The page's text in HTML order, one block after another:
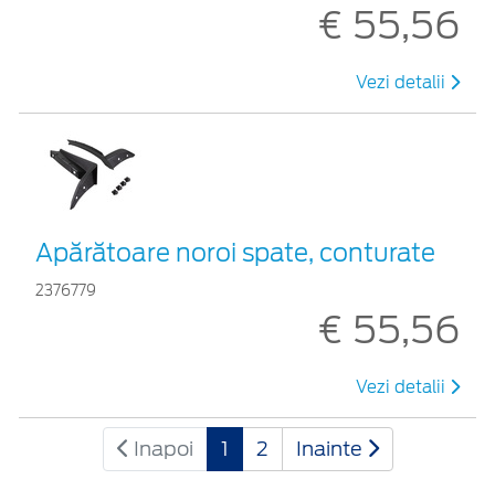
€ 55,56
Vezi detalii
Apărătoare noroi spate, conturate
2376779
€ 55,56
Vezi detalii
Inapoi 1 2 Inainte